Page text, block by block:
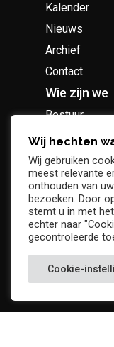
Kalender
Nieuws
Archief
Contact
Wie zijn we
Bestuur
Geschiedenis
Socio
Wij hechten
Wij gebruiken
meest relevante
onthouden van
bezoeken. Door
stemt u in met
echter naar
gecontroleerde
Cookie-